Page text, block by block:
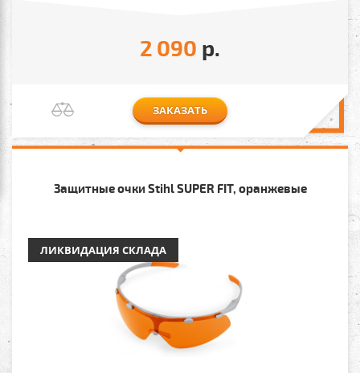
2 090 р.
ЗАКАЗАТЬ
Защитные очки Stihl SUPER FIT, оранжевые
ЛИКВИДАЦИЯ СКЛАДА